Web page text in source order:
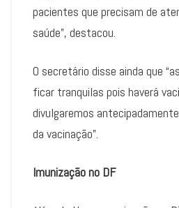
pacientes que precisam de
saúde”, destacou.
O secretário disse ainda que
ficar tranquilas pois haverá
divulgaremos
da vacinação”.
Imunização no DF